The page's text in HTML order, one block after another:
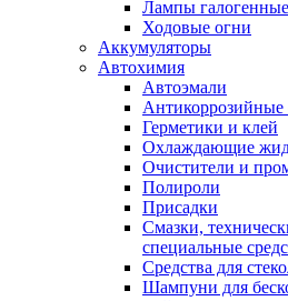
Лампы
Ходовые огни
Аккумуляторы
Автохимия
Автоэмали
Антикоррозийные
Герметики и клей
Охлаждающие
Очистители и
Полироли
Присадки
Смазки,
специальные
Средства для
Шампуни для